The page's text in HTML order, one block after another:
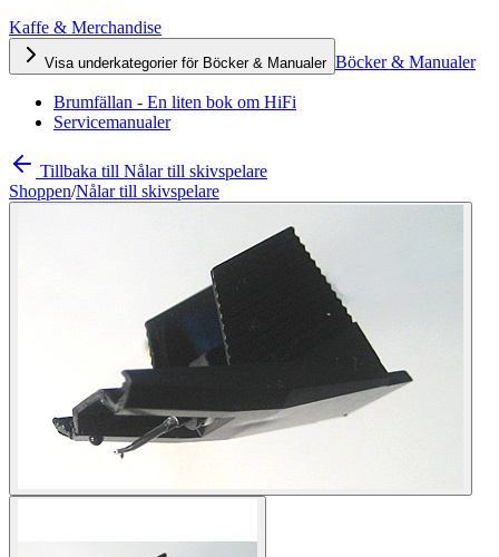
Kaffe & Merchandise
Visa underkategorier för Böcker & Manualer Böcker & Manualer
Brumfällan - En liten bok om HiFi
Servicemanualer
Tillbaka till Nålar till skivspelare
Shoppen/Nålar till skivspelare